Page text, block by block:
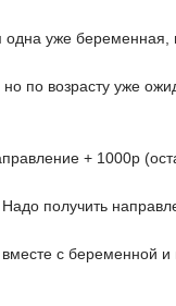
уже беременная,
но по возрасту уже
+ 1000р
получить
с